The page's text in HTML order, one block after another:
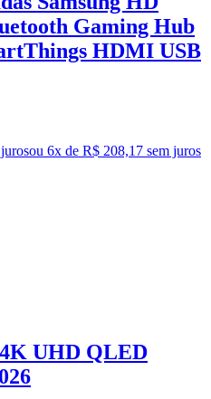
Gaming Hub
HDMI USB
ou 6x de R$ 208,17 sem juros
UHD QLED